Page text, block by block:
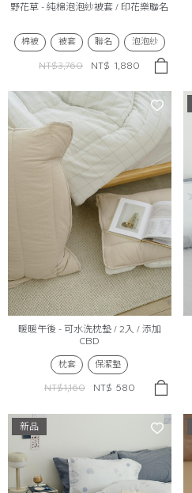
野花草 - 純棉泡泡紗被套 / 印花樂聯名
棉被 被套 聯名 泡泡紗
NT$3,760 NT$ 1,880
暖暖午後 - 可水洗枕墊 / 2入 / 添加
CBD
枕套 保潔墊
NT$1,160 NT$ 580
新品